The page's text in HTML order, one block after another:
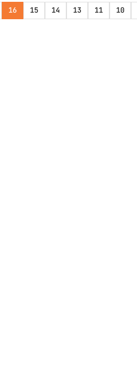
16 15 14 13 11 10